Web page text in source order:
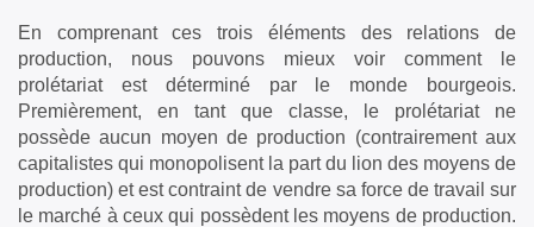
En comprenant ces trois éléments des relations de
production, nous pouvons mieux voir comment le
prolétariat est déterminé par le monde bourgeois.
Premièrement, en tant que classe, le prolétariat ne
possède aucun moyen de production (contrairement aux
capitalistes qui monopolisent la part du lion des moyens de
production) et est contraint de vendre sa force de travail sur
le marché à ceux qui possèdent les moyens de production.